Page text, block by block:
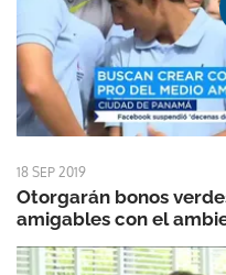
18 SEP 2019
Otorgarán bonos
amigables con el